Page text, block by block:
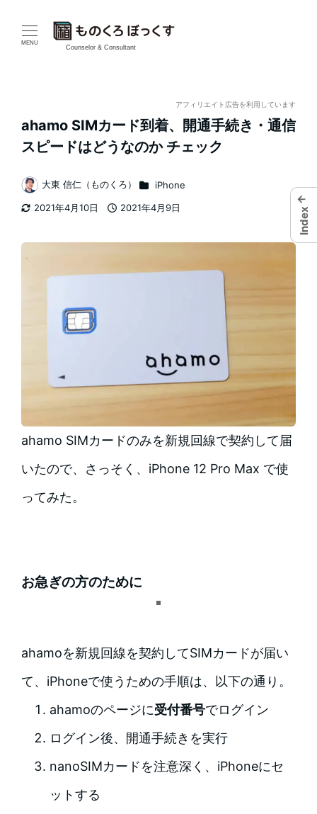
MENU
Counselor & Consultant
アフィリエイト広告を利用しています
ahamo SIMカード到着、開通手続き・通信
スピードはどうなのか チェック
2021年4月10日
2021年4月9日
著
者
大東 信仁（ものくろ） カテゴリー
iPhone
ahamo SIMカードのみを新規回線で契約して届
いたので、さっそく、iPhone 12 Pro Max で使
ってみた。
お急ぎの方のために
ahamoを新規回線を契約してSIMカードが届い
て、iPhoneで使うための手順は、以下の通り。
ahamoのページに受付番号でログイン
ログイン後、開通手続きを実行
nanoSIMカードを注意深く、iPhoneにセ
ットする
←
Index